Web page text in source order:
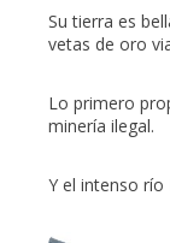
Su tierra es
vetas de oro
Lo primero
minería ilegal.
Y el intenso río